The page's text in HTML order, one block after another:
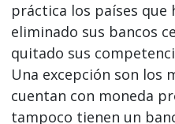
práctica los países que
eliminado sus bancos
quitado sus
Una excepción son los
cuentan con moneda
tampoco tienen un